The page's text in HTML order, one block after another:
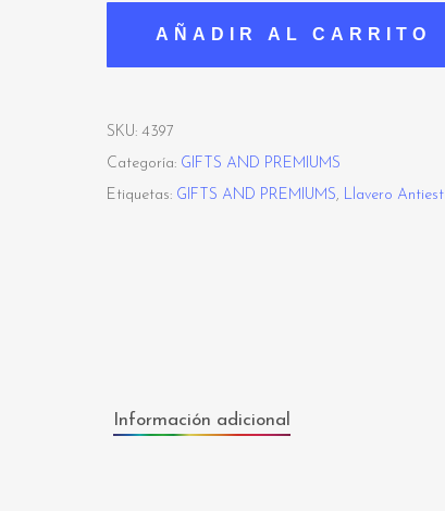
AÑADIR AL CARRITO
SKU: 4397
Categoría: GIFTS AND PREMIUMS
Etiquetas: GIFTS AND PREMIUMS, Llavero
Información adicional